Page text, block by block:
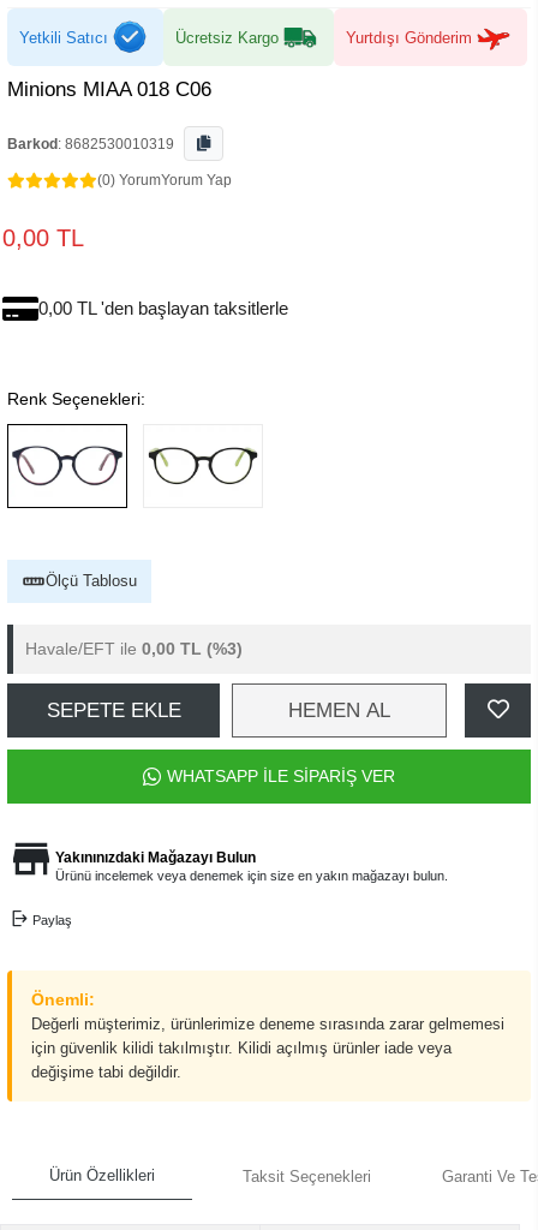
Yetkili Satıcı Ücretsiz Kargo Yurtdışı Gönderim
Minions MIAA 018 C06
Barkod : 8682530010319
(0) YorumYorum Yap
0,00 TL
0,00 TL 'den başlayan taksitlerle
Renk Seçenekleri:
Ölçü Tablosu
Havale/EFT ile 0,00 TL (%3)
SEPETE EKLE HEMEN AL
WHATSAPP İLE SİPARİŞ VER
Yakınınızdaki Mağazayı Bulun
Ürünü incelemek veya denemek için size en yakın mağazayı bulun.
Paylaş
Önemli:
Değerli müşterimiz, ürünlerimize deneme sırasında zarar gelmemesi
için güvenlik kilidi takılmıştır. Kilidi açılmış ürünler iade veya
değişime tabi değildir.
Ürün Özellikleri Taksit Seçenekleri Garanti Ve